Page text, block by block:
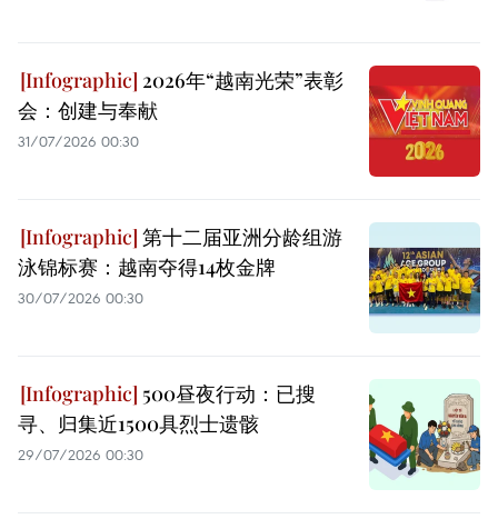
2026年“越南光荣”表彰
会：创建与奉献
31/07/2026 00:30
第十二届亚洲分龄组游
泳锦标赛：越南夺得14枚金牌
30/07/2026 00:30
500昼夜行动：已搜
寻、归集近1500具烈士遗骸
29/07/2026 00:30